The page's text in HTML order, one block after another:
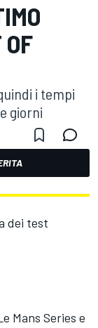
i tempi
giorni
dei test
Mans Series e